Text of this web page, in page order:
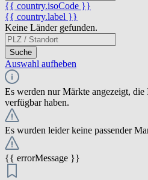
{{ country.isoCode }}
{{ country.label }}
Keine Länder gefunden.
Suche
Auswahl aufheben
Es werden nur Märkte angezeigt, die
verfügbar haben.
Es wurden leider keine passender
{{ errorMessage }}